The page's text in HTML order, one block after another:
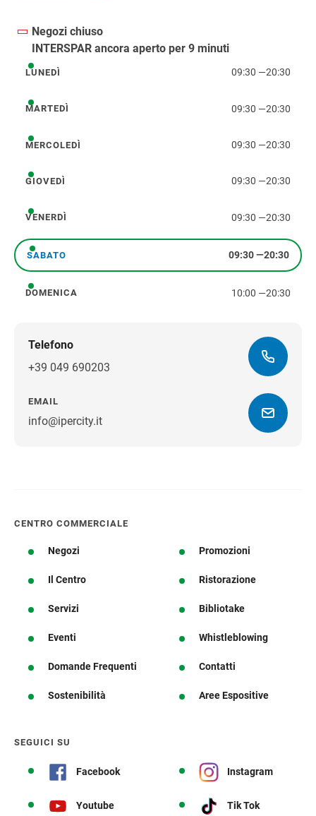
Negozi chiuso
INTERSPAR ancora aperto per 9 minuti
lunedì
LUNEDÌ 09:30 —20:30
martedì
MARTEDÌ 09:30 —20:30
mercoledì
MERCOLEDÌ 09:30 —20:30
giovedì
GIOVEDÌ 09:30 —20:30
venerdì
VENERDÌ 09:30 —20:30
sabato
SABATO 09:30—20:30
domenica
DOMENICA 10:00 —20:30
Telefono
+39 049 690203
EMAIL
info@ipercity.it
CENTRO COMMERCIALE
Negozi Promozioni
Il Centro Ristorazione
Servizi Bibliotake
Eventi Whistleblowing
Domande Frequenti Contatti
Sostenibilità Aree Espositive
SEGUICI SU
Facebook Instagram
Youtube Tik Tok